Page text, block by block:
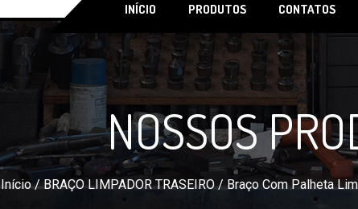
INÍCIO PRODUTOS CONTATOS
NOSSOS
Início/BRAÇO LIMPADOR TRASEIRO/ Braço Com Palheta